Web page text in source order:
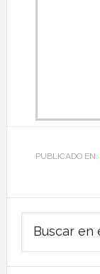
PUBLICADO EN:
Barra
lateral
principal